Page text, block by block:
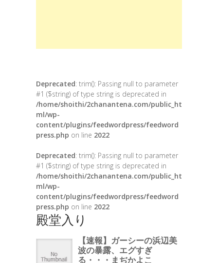
Deprecated: trim(): Passing null to parameter
#1 ($string) of type string is deprecated in
/home/shoithi/2chanantena.com/public_ht
ml/wp-
content/plugins/feedwordpress/feedword
press.php on line 2022
Deprecated: trim(): Passing null to parameter
#1 ($string) of type string is deprecated in
/home/shoithi/2chanantena.com/public_ht
ml/wp-
content/plugins/feedwordpress/feedword
press.php on line 2022
殿堂入り